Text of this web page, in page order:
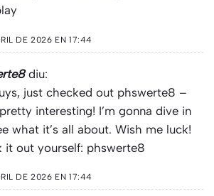
DE 2026 EN 17:44
diu:
just checked out phswerte8 –
interesting! I’m gonna dive in
what it’s all about. Wish me luck!
it out yourself: phswerte8
DE 2026 EN 17:44